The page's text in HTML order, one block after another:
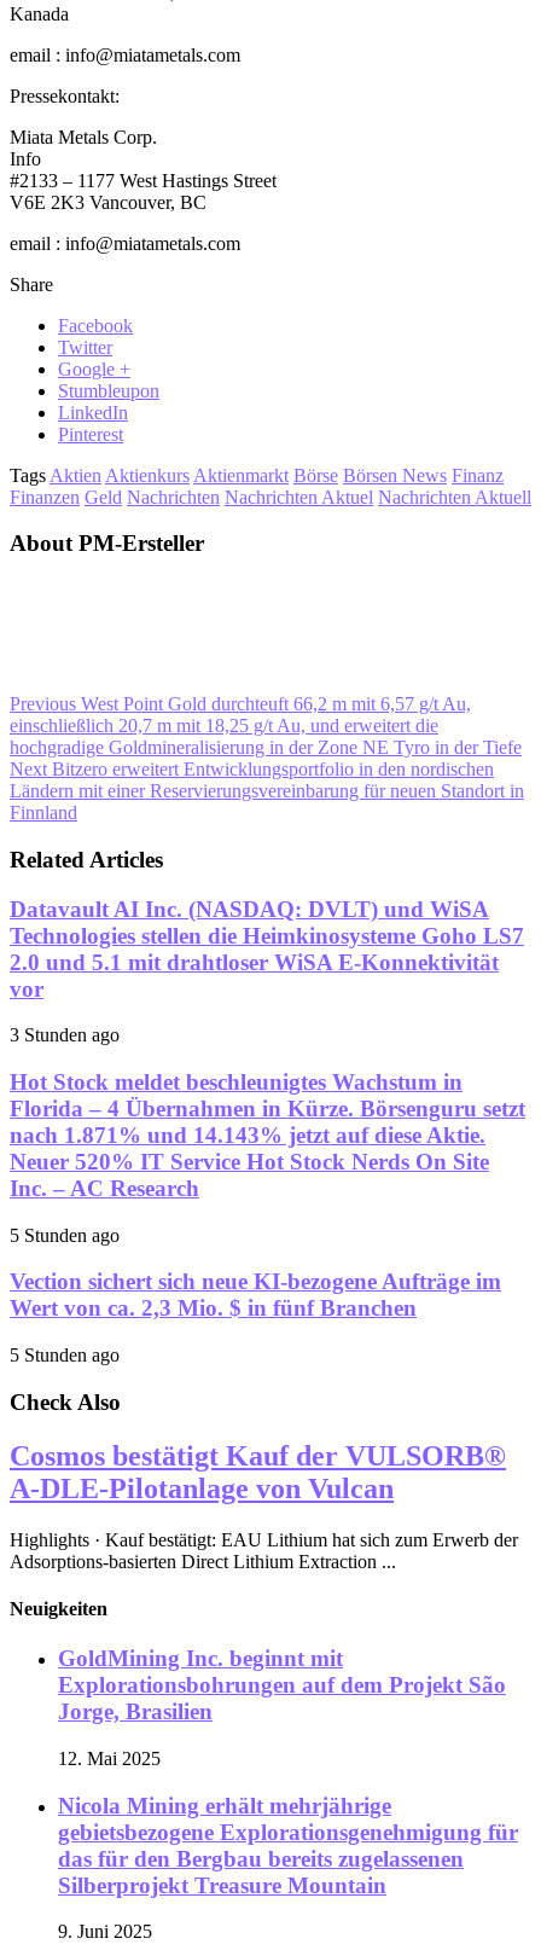
Kanada
email : info@miatametals.com
Pressekontakt:
Miata Metals Corp.
Info
#2133 – 1177 West Hastings Street
V6E 2K3 Vancouver, BC
email : info@miatametals.com
Share
Facebook
Twitter
Google +
Stumbleupon
LinkedIn
Pinterest
Tags Aktien Aktienkurs Aktienmarkt Börse Börsen News Finanz
Finanzen Geld Nachrichten Nachrichten Aktuel Nachrichten Aktuell
About PM-Ersteller
Previous West Point Gold durchteuft 66,2 m mit 6,57 g/t Au,
einschließlich 20,7 m mit 18,25 g/t Au, und erweitert die
hochgradige Goldmineralisierung in der Zone NE Tyro in der Tiefe
Next Bitzero erweitert Entwicklungsportfolio in den nordischen
Ländern mit einer Reservierungsvereinbarung für neuen Standort in
Finnland
Related Articles
Datavault AI Inc. (NASDAQ: DVLT) und WiSA
Technologies stellen die Heimkinosysteme Goho LS7
2.0 und 5.1 mit drahtloser WiSA E-Konnektivität
vor
3 Stunden ago
Hot Stock meldet beschleunigtes Wachstum in
Florida – 4 Übernahmen in Kürze. Börsenguru setzt
nach 1.871% und 14.143% jetzt auf diese Aktie.
Neuer 520% IT Service Hot Stock Nerds On Site
Inc. – AC Research
5 Stunden ago
Vection sichert sich neue KI-bezogene Aufträge im
Wert von ca. 2,3 Mio. $ in fünf Branchen
5 Stunden ago
Check Also
Cosmos bestätigt Kauf der VULSORB®
A-DLE-Pilotanlage von Vulcan
Highlights · Kauf bestätigt: EAU Lithium hat sich zum Erwerb der
Adsorptions-basierten Direct Lithium Extraction ...
Neuigkeiten
GoldMining Inc. beginnt mit
Explorationsbohrungen auf dem Projekt São
Jorge, Brasilien
12. Mai 2025
Nicola Mining erhält mehrjährige
gebietsbezogene Explorationsgenehmigung für
das für den Bergbau bereits zugelassenen
Silberprojekt Treasure Mountain
9. Juni 2025